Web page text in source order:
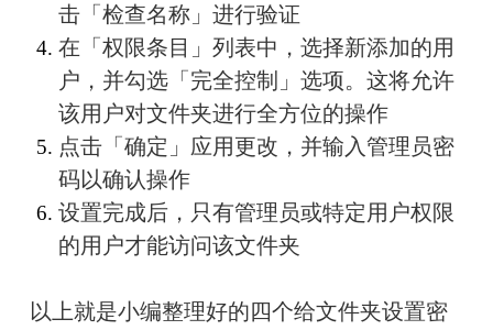
击「检查名称」进行验证
在「权限条目」列表中，选择新添加的用
户，并勾选「完全控制」选项。这将允许
该用户对文件夹进行全方位的操作
点击「确定」应用更改，并输入管理员密
码以确认操作
设置完成后，只有管理员或特定用户权限
的用户才能访问该文件夹
以上就是小编整理好的四个给文件夹设置密